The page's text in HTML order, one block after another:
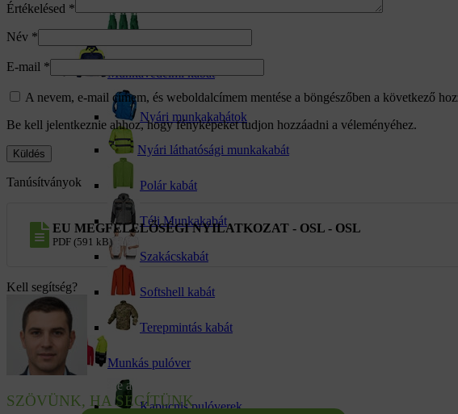
Munkavédelmi kabát
Nyári munkakabátok
Nyári láthatósági munkakabát
Polár kabát
Téli Munkakabát
Szakácskabát
Softshell kabát
Terepmintás kabát
Munkás pulóver
Kapucnis pulóverek
Értékelésed *
Név *
E-mail *
A nevem, e-mail címem, és weboldalcímem mentése a böngészőben a következő
Be kell jelentkeznie ahhoz, hogy fényképeket tudjon hozzáadni a véleményéhez.
Tanúsítványok
EU MEGFELELŐSÉGI NYILATKOZAT - OSL - OSL
PDF (591 kB)
Kell segítség?
Tanácsra van szüksége a választáshoz?
SZÖVÜNK, HA SEGÍTÜNK